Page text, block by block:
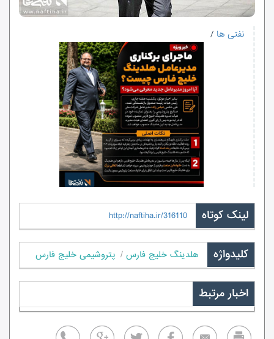
نفتی ها /
لینک کوتاه http://naftiha.ir/316110
کلیدواژه هلدینگ خلیج فارس پتروشیمی خلیج فارس
اخبار مرتبط